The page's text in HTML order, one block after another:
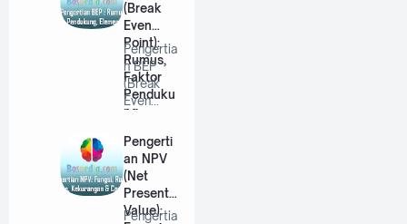
(Break
Even
Point):
Rumus,
Faktor
Penduku
ng,
& Contoh
Soal
Pengertia
n BEP
(Break
Even
Rumus,
Faktor …
Pengerti
an NPV
(Net
Present
Value):
Pengertia